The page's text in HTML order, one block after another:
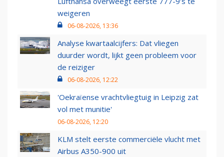
weigeren
06-08-2026, 13:36
Analyse kwartaalcijfers: Dat vliegen
duurder wordt, lijkt geen probleem voor
de reiziger
06-08-2026, 12:22
'Oekraïense vrachtvliegtuig in Leipzig zat
vol met munitie'
06-08-2026, 12:20
KLM stelt eerste commerciële vlucht met
Airbus A350-900 uit